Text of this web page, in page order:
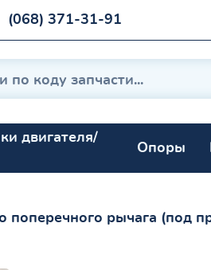
(068) 371-31-91
двигателя/
Опоры
поперечного рычага (под